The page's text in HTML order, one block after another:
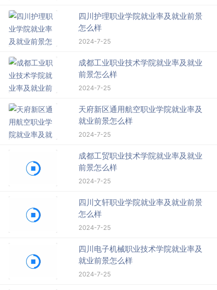
四川护理职业学院就业率及就业前景
怎么样
2024-7-25
成都工业职业技术学院就业率及就业
前景怎么样
2024-7-25
天府新区通用航空职业学院就业率及
就业前景怎么样
2024-7-25
成都工贸职业技术学院就业率及就业
前景怎么样
2024-7-25
四川文轩职业学院就业率及就业前景
怎么样
2024-7-25
四川电子机械职业技术学院就业率及
就业前景怎么样
2024-7-25